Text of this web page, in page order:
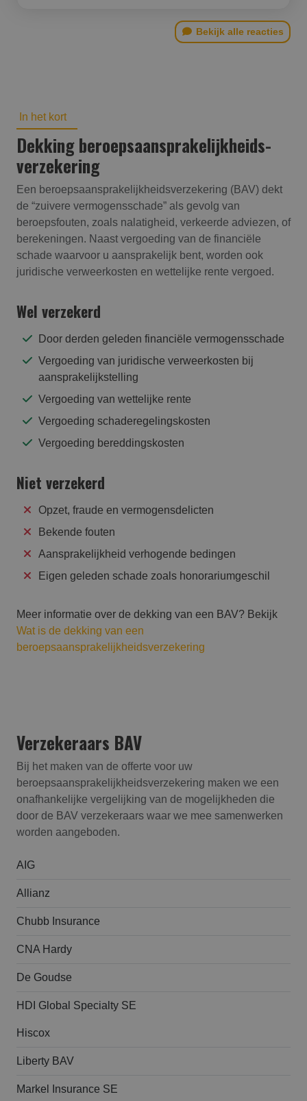
Bekijk alle reacties
In het kort
Dekking beroepsaansprakelijk­heids­
verzekering
Een beroepsaansprakelijkheidsverzekering (BAV) dekt
de “zuivere vermogensschade” als gevolg van
beroepsfouten, zoals nalatigheid, verkeerde adviezen, of
berekeningen. Naast vergoeding van de financiële
schade waarvoor u aansprakelijk bent, worden ook
juridische verweerkosten en wettelijke rente vergoed.
Wel verzekerd
Door derden geleden financiële vermogensschade
Vergoeding van juridische verweerkosten bij
aansprakelijkstelling
Vergoeding van wettelijke rente
Vergoeding schaderegelingskosten
Vergoeding bereddingskosten
Niet verzekerd
Opzet, fraude en vermogensdelicten
Bekende fouten
Aansprakelijkheid verhogende bedingen
Eigen geleden schade zoals honorariumgeschil
Meer informatie over de dekking van een BAV? Bekijk
Wat is de dekking van een
beroepsaansprakelijkheidsverzekering
Verzekeraars BAV
Bij het maken van de offerte voor uw
beroepsaansprakelijk­heids­verzekering maken we een
onafhankelijke vergelijking van de mogelijkheden die
door de BAV verzekeraars waar we mee samenwerken
worden aangeboden.
AIG
Allianz
Chubb Insurance
CNA Hardy
De Goudse
HDI Global Specialty SE
Hiscox
Liberty BAV
Markel Insurance SE